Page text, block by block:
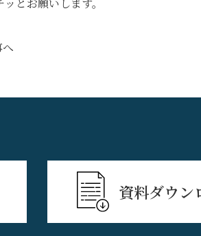
資料ダウン